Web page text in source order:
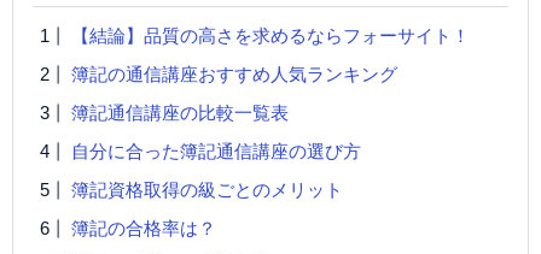
【結論】品質の高さを求めるならフォーサイト！
簿記の通信講座おすすめ人気ランキング
簿記通信講座の比較一覧表
自分に合った簿記通信講座の選び方
簿記資格取得の級ごとのメリット
簿記の合格率は？